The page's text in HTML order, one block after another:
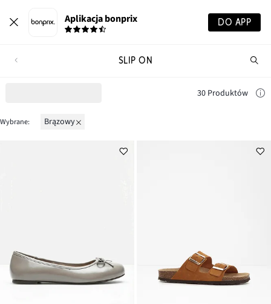
Aplikacja bonprix DO APP
SLIP ON
30 Produktów
Wybrane: brązowy